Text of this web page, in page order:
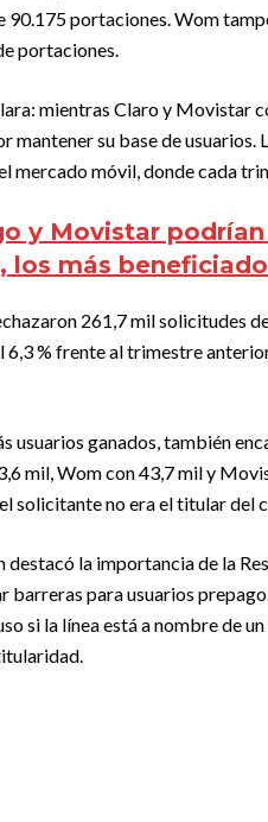
90.175 portaciones. Wom
portaciones.
mientras Claro y Movistar
mantener su base de
móvil, donde cada
y Movistar
los más
261,7 mil solicitudes
% frente al trimestre
usuarios ganados, también
mil, Wom con 43,7 mil y
solicitante no era el titular
destacó la importancia de la
barreras para usuarios
si la línea está a nombre de